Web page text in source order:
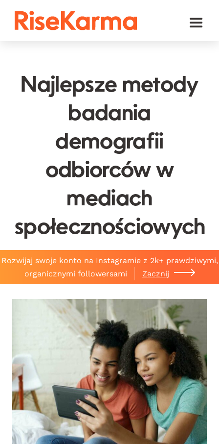
Toggle
TikTok
Facebook
Twitter (𝕏)
Najlepsze metody
badania
demografii
odbiorców w
mediach
społecznościowych
Rozwijaj swoje konto na Instagramie z 2k+ prawdziwymi,
organicznymi followersami
Zacznij